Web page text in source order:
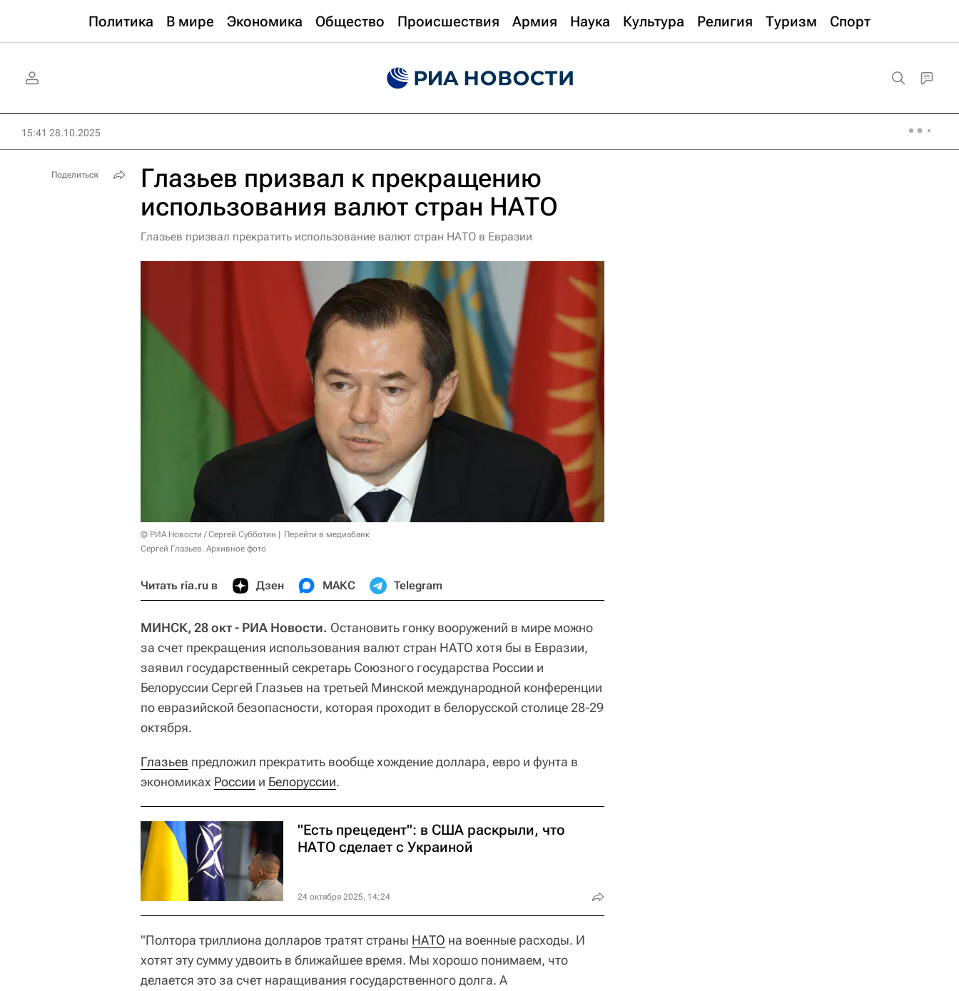
Политика В мире Экономика Общество Происшествия Армия Наука Культура Религия Туризм Спорт
15:41 28.10.2025
Глазьев призвал к прекращению
использования валют стран НАТО
Глазьев призвал прекратить использование валют стран НАТО в Евразии
© РИА Новости / Сергей Субботин
Перейти в медиабанк
Сергей Глазьев. Архивное фото
Читать ria.ru в Дзен МАКС Telegram
МИНСК, 28 окт - РИА Новости. Остановить гонку вооружений в мире можно
за счет прекращения использования валют стран НАТО хотя бы в Евразии,
заявил государственный секретарь Союзного государства России и
Белоруссии Сергей Глазьев на третьей Минской международной конференции
по евразийской безопасности, которая проходит в белорусской столице 28-29
октября.
Глазьев предложил прекратить вообще хождение доллара, евро и фунта в
экономиках России и Белоруссии.
"Есть прецедент": в США раскрыли, что
НАТО сделает с Украиной
24 октября 2025, 14:24
"Полтора триллиона долларов тратят страны НАТО на военные расходы. И
хотят эту сумму удвоить в ближайшее время. Мы хорошо понимаем, что
делается это за счет наращивания государственного долга. А
Поделиться